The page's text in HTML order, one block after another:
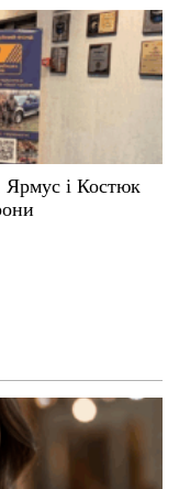
Ярмус і Костюк